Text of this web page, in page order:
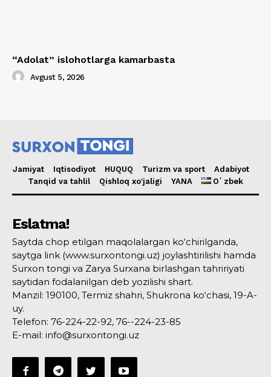
“Adolat” islohotlarga kamarbasta
Avgust 5, 2026
Jamiyat Iqtisodiyot HUQUQ Turizm va sport
Adabiyot
Tanqid va tahlil
Qishloq xo’jaligi YANA Oʻzbek
Eslatma!
Saytda chop etilgan maqolalargan ko‘chirilganda,
saytga link (www.surxontongi.uz) joylashtirilishi hamda
Surxon tongi va Zarya Surxana birlashgan tahririyati
saytidan fodalanilgan deb yozilishi shart.
Manzil: 190100, Termiz shahri, Shukrona ko‘chasi, 19-A-
uy.
Telefon: 76-224-22-92, 76--224-23-85
E-mail: info@surxontongi.uz